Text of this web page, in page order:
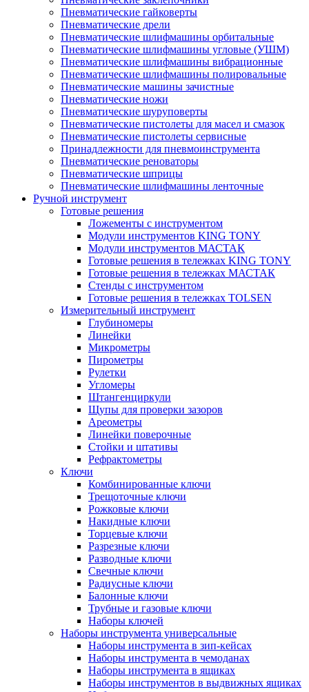
Пневматические гайковерты
Пневматические дрели
Пневматические шлифмашины орбитальные
Пневматические шлифмашины угловые (УШМ)
Пневматические шлифмашины вибрационные
Пневматические шлифмашины полировальные
Пневматические машины зачистные
Пневматические ножи
Пневматические шуруповерты
Пневматические пистолеты для масел и смазок
Пневматические пистолеты сервисные
Принадлежности для пневмоинструмента
Пневматические реноваторы
Пневматические шприцы
Пневматические шлифмашины ленточные
Ручной инструмент
Готовые решения
Ложементы с инструментом
Модули инструментов KING TONY
Модули инструментов МАСТАК
Готовые решения в тележках KING TONY
Готовые решения в тележках МАСТАК
Стенды с инструментом
Готовые решения в тележках TOLSEN
Измерительный инструмент
Глубиномеры
Линейки
Микрометры
Пирометры
Рулетки
Угломеры
Штангенциркули
Щупы для проверки зазоров
Ареометры
Линейки поверочные
Стойки и штативы
Рефрактометры
Ключи
Комбинированные ключи
Трещоточные ключи
Рожковые ключи
Накидные ключи
Торцевые ключи
Разрезные ключи
Разводные ключи
Свечные ключи
Радиусные ключи
Балонные ключи
Трубные и газовые ключи
Наборы ключей
Наборы инструмента универсальные
Наборы инструмента в зип-кейсах
Наборы инструмента в чемоданах
Наборы инструмента в ящиках
Наборы инструментов в выдвижных ящиках